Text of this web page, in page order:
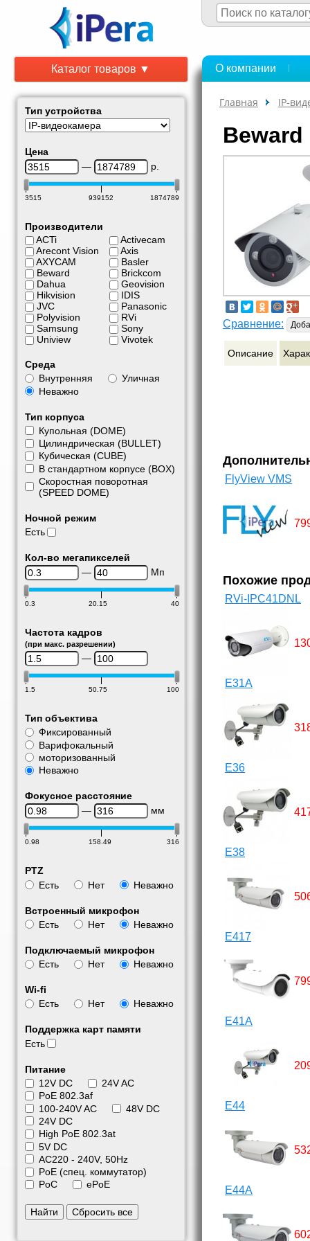
Каталог товаров ▼
Тип устройства
Цена
—
р.
3515 939152 1874789
Производители
ACTi
Arecont Vision
AXYCAM
Beward
Dahua
Hikvision
JVC
Polyvision
Samsung
Uniview
Activecam
Axis
Basler
Brickcom
Geovision
IDIS
Panasonic
RVi
Sony
Vivotek
Среда
Внутренняя
Уличная
Неважно
Тип корпуса
Купольная (DOME)
Цилиндрическая (BULLET)
Кубическая (CUBE)
В стандартном корпусе (BOX)
Скоростная поворотная
(SPEED DOME)
Ночной режим
Есть
Кол-во мегапикселей
—
Мп
0.3 20.15 40
Частота кадров
(при макс. разрешении)
—
1.5 50.75 100
Тип объектива
Фиксированный
Варифокальный
моторизованный
Неважно
Фокусное расстояние
—
мм
0.98 158.49 316
PTZ
Есть
Нет Неважно
Встроенный микрофон
Есть
Нет Неважно
Подключаемый микрофон
Есть
Нет Неважно
Wi-fi
Есть
Нет Неважно
Поддержка карт памяти
Есть
Питание
12V DC
24V AC
PoE 802.3af
100-240V AC
48V DC
24V DC
High PoE 802.3at
5V DC
АС220 - 240V, 50Hz
PoE (спец. коммутатор)
PoC
ePoE
Найти Сбросить все
О компании
Главная IP-
Beward
Сравнение:
Описание
FlyView VMS
Похожие
RVi-IPC41DNL
E31A
E36
E38
E417
E41A
E44
E44A